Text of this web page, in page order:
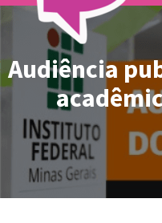
Audiência